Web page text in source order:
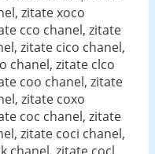
zitate xoco
cco chanel, zitate
zitate cico chanel,
chanel, zitate clco
coo chanel, zitate
zitate coxo
coc chanel, zitate
zitate coci chanel,